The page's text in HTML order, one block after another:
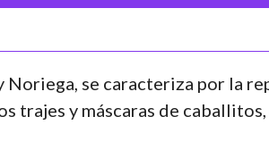
se caracteriza por la
trajes y máscaras de